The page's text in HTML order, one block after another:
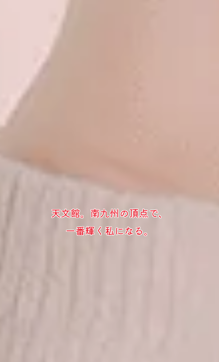
天文館。南九州の頂点で、
一番輝く私になる。